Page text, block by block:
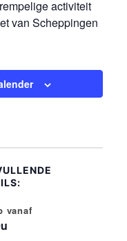
activiteit
van Scheppingen
vanaf